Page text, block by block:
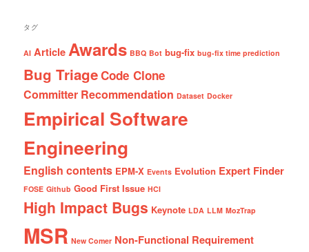
タグ
AI Article Awards BBQ Bot bug-fix bug-fix time prediction
Bug TriageCode Clone
Committer Recommendation Dataset Docker
Empirical Software
Engineering
English contents EPM-X Events Evolution Expert Finder
FOSE Github Good First Issue HCI
High Impact Bugs Keynote LDA LLM MozTrap
MSR New Comer Non-Functional Requirement